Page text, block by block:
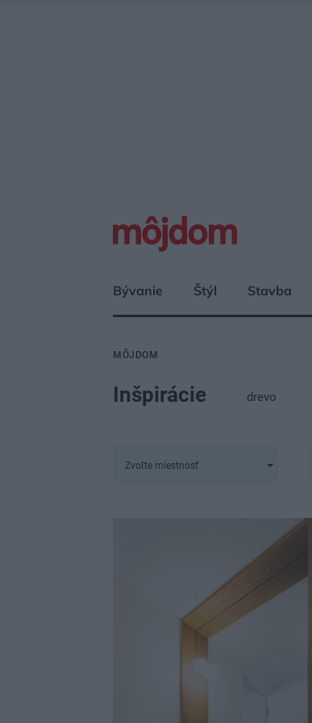
Bývanie Štýl Stavba
MÔJDOM
Inšpirácie drevo
Zvoľte miestnosť